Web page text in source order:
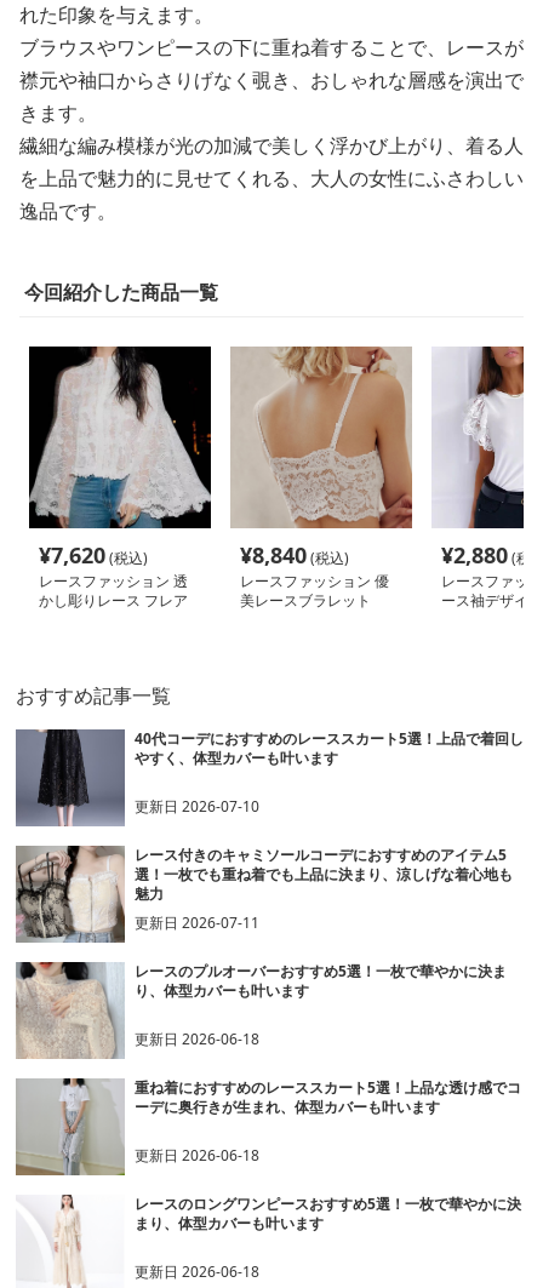
れた印象を与えます。
ブラウスやワンピースの下に重ね着することで、レースが
襟元や袖口からさりげなく覗き、おしゃれな層感を演出で
きます。
繊細な編み模様が光の加減で美しく浮かび上がり、着る人
を上品で魅力的に見せてくれる、大人の女性にふさわしい
逸品です。
今回紹介した商品一覧
¥7,620(税込)
レースファッション 透
かし彫りレース フレア
¥8,840(税込)
レースファッション 優
美レースブラレット
¥2,880(税
レースファッ
ース袖デザイ
おすすめ記事一覧
40代コーデにおすすめのレーススカート5選！上品で着回し
やすく、体型カバーも叶います
更新日2026-07-10
レース付きのキャミソールコーデにおすすめのアイテム5
選！一枚でも重ね着でも上品に決まり、涼しげな着心地も
魅力
更新日2026-07-11
レースのプルオーバーおすすめ5選！一枚で華やかに決ま
り、体型カバーも叶います
更新日2026-06-18
重ね着におすすめのレーススカート5選！上品な透け感でコ
ーデに奥行きが生まれ、体型カバーも叶います
更新日2026-06-18
レースのロングワンピースおすすめ5選！一枚で華やかに決
まり、体型カバーも叶います
更新日2026-06-18